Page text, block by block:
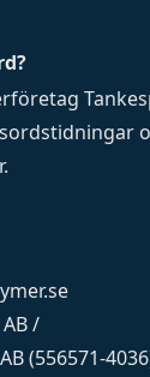
.
/
(556571-